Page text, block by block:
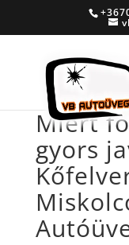
Miért
gyors